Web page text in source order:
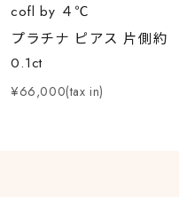
cofl by ４℃
プラチナ ピアス 片側約
0.1ct
¥66,000(tax in)